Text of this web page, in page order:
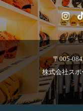
〒005-
株式会社スポ